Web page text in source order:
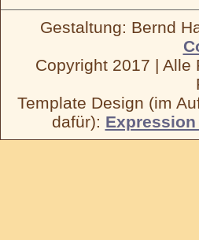
Gestaltung: Bernd
Copyright 2017 | Alle
Template Design (im
dafür): Expression